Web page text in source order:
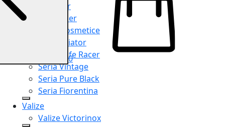
Shopper
Organiser
Truse cosmetice
Seria Aviator
Seria Cafe Racer
Seria Vintage
Seria Pure Black
Seria Fiorentina
Valize
Valize Victorinox
0